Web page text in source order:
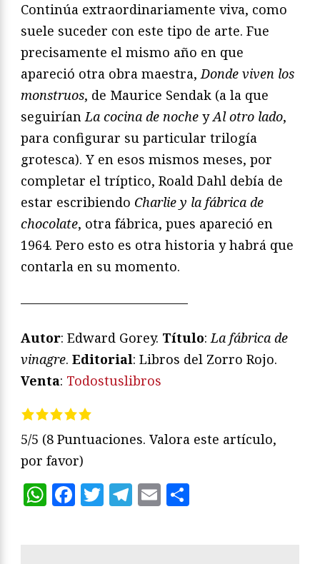
Continúa extraordinariamente viva, como
suele suceder con este tipo de arte. Fue
precisamente el mismo año en que
apareció otra obra maestra,Donde viven los
monstruos, de Maurice Sendak (a la que
seguiríanLa cocina de noche yAl otro lado,
para configurar su particular trilogía
grotesca). Y en esos mismos meses, por
completar el tríptico, Roald Dahl debía de
estar escribiendo Charlie y la fábrica de
chocolate, otra fábrica, pues apareció en
1964. Pero esto es otra historia y habrá que
contarla en su momento.
—————————————
Autor: Edward Gorey. Título:La fábrica de
vinagre. Editorial: Libros del Zorro Rojo.
Venta: Todostuslibros
5/5 (8 Puntuaciones. Valora este artículo,
por favor)
WhatsApp
Facebook
Twitter
Telegram
Email